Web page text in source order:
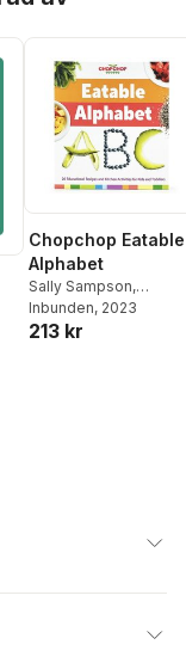
Chopchop Eatable
Alphabet
Sally Sampson,
Cottage Door Press
Inbunden, 2023
213 kr